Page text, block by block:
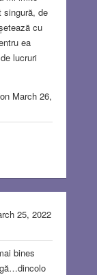
de
cu
ea
lucruri
March 26,
25, 2022
bines